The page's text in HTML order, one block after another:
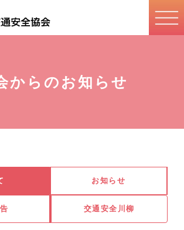
からのお知らせ
お知らせ
交通安全川柳